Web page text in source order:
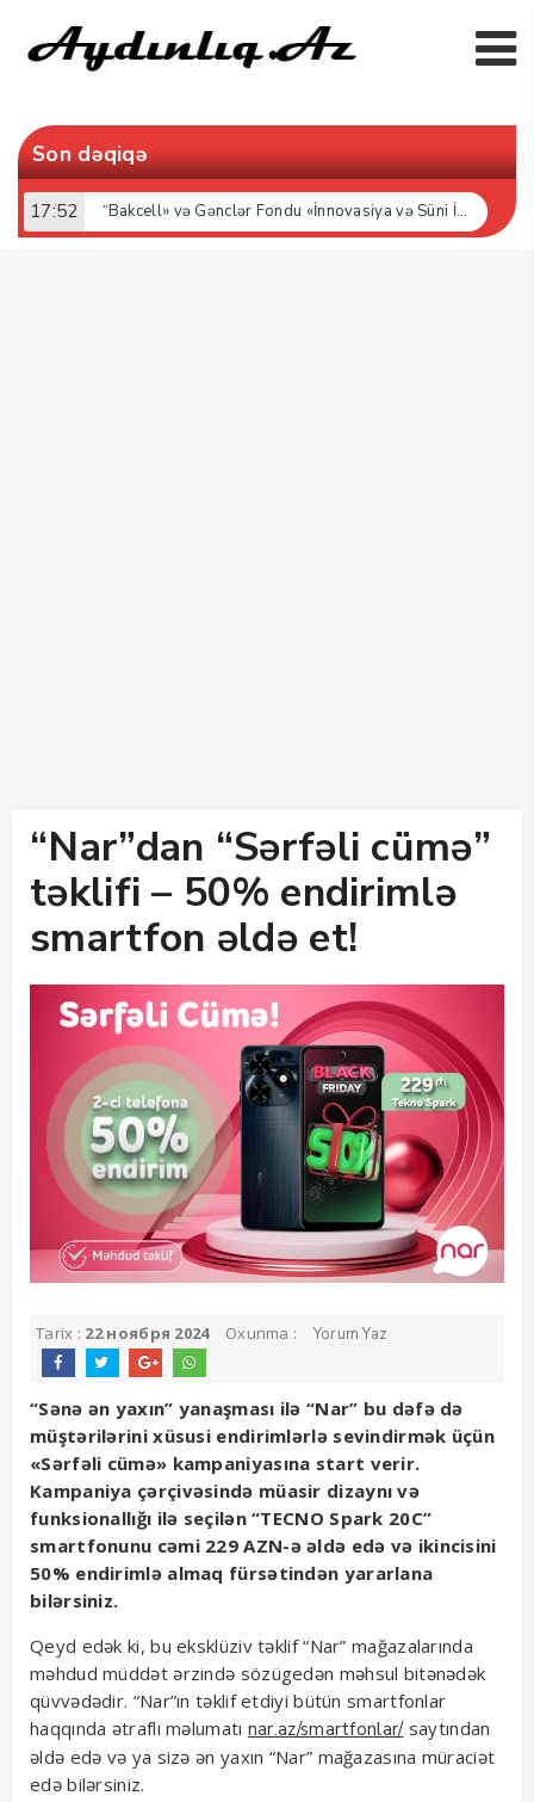
Son dəqiqə
17:52 “Bakcell» və Gənclər Fondu «İnnovasiya və Süni İntellekt» üzrə təqaüd proqramının qalibləri ilə görüş keçirib
“Nar”dan “Sərfəli cümə”
təklifi – 50% endirimlə
smartfon əldə et!
Tarix : 22 ноября 2024 Oxunma : Yorum Yaz
“Sənə ən yaxın” yanaşması ilə “Nar” bu dəfə də
müştərilərini xüsusi endirimlərlə sevindirmək üçün
«Sərfəli cümə» kampaniyasına start verir.
Kampaniya çərçivəsində müasir dizaynı və
funksionallığı ilə seçilən “TECNO Spark 20C”
smartfonunu cəmi 229 AZN-ə əldə edə və ikincisini
50% endirimlə almaq fürsətindən yararlana
bilərsiniz.
Qeyd edək ki, bu eksklüziv təklif “Nar” mağazalarında
məhdud müddət ərzində sözügedən məhsul bitənədək
qüvvədədir. “Nar”ın təklif etdiyi bütün smartfonlar
haqqında ətraflı məlumatı nar.az/smartfonlar/saytından
əldə edə və ya sizə ən yaxın “Nar” mağazasına müraciət
edə bilərsiniz.